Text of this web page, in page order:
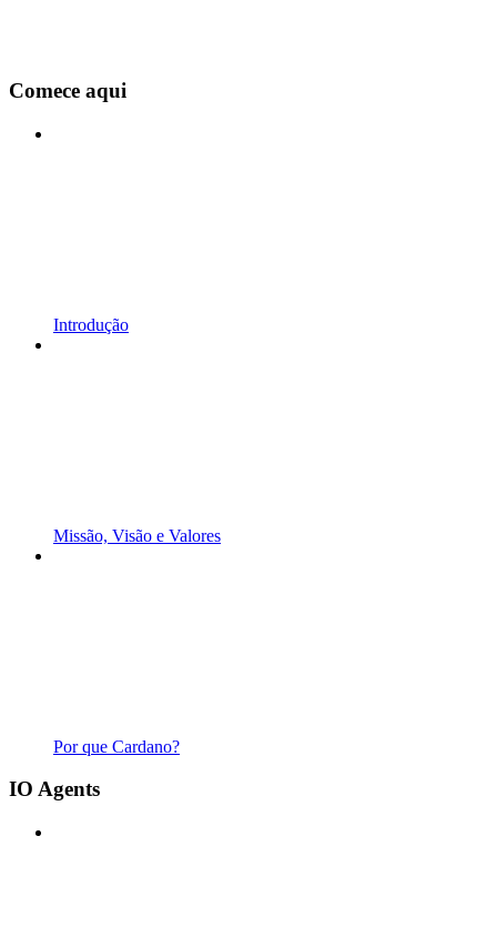
Comece aqui
Introdução
Missão, Visão e Valores
Por que Cardano?
IO Agents